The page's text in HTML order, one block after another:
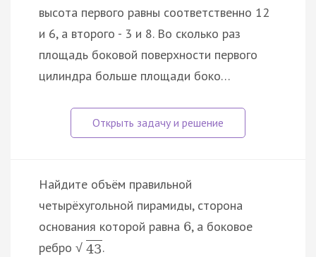
высота первого равны соответственно 12
и 6, а второго - 3 и 8. Во сколько раз
площадь боковой поверхности первого
цилиндра больше площади боко…
Найдите объём правильной
четырёхугольной пирамиды, сторона
основания которой равна 6, а боковое
ребро √ 43.